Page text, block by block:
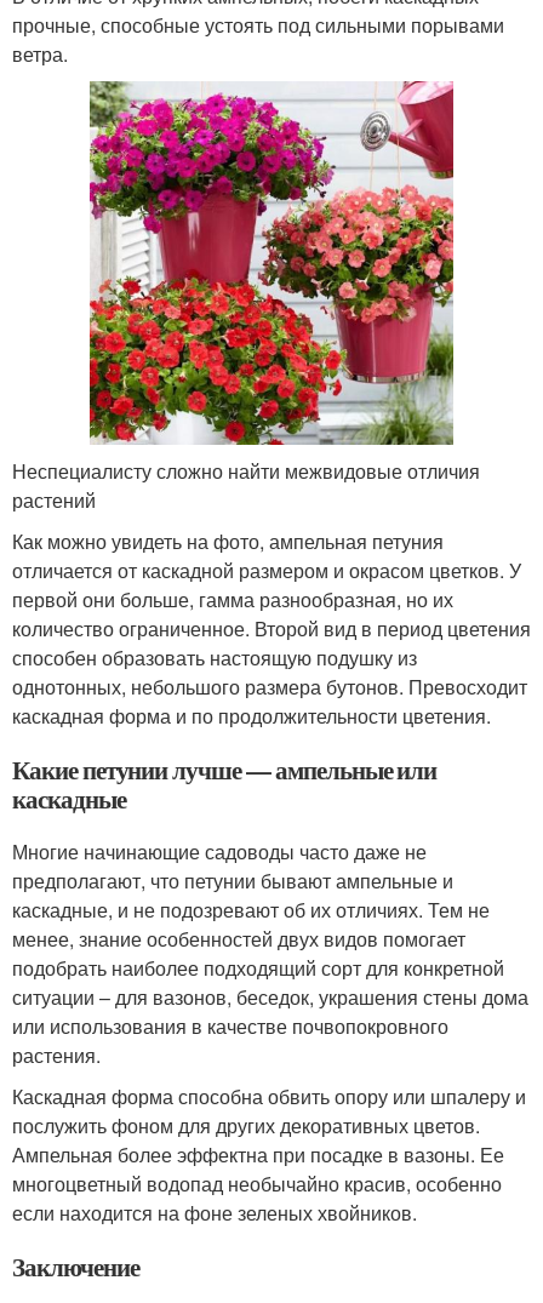
прочные, способные устоять под сильными порывами
ветра.
Неспециалисту сложно найти межвидовые отличия
растений
Как можно увидеть на фото, ампельная петуния
отличается от каскадной размером и окрасом цветков. У
первой они больше, гамма разнообразная, но их
количество ограниченное. Второй вид в период цветения
способен образовать настоящую подушку из
однотонных, небольшого размера бутонов. Превосходит
каскадная форма и по продолжительности цветения.
Какие петунии лучше — ампельные или
каскадные
Многие начинающие садоводы часто даже не
предполагают, что петунии бывают ампельные и
каскадные, и не подозревают об их отличиях. Тем не
менее, знание особенностей двух видов помогает
подобрать наиболее подходящий сорт для конкретной
ситуации – для вазонов, беседок, украшения стены дома
или использования в качестве почвопокровного
растения.
Каскадная форма способна обвить опору или шпалеру и
послужить фоном для других декоративных цветов.
Ампельная более эффектна при посадке в вазоны. Ее
многоцветный водопад необычайно красив, особенно
если находится на фоне зеленых хвойников.
Заключение